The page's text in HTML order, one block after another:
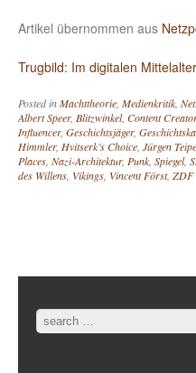
Artikel übernommen aus
Trugbild: Im digitalen Mittelalter
Posted inMachttheorie, Medienkritik,
Albert Speer, Blitzwinkel, Content Creator
Influencer, Geschichtsjäger,
Himmler, Hvitserk’s Choice, Jürgen
Places, Nazi-Architektur, Punk, Spiegel,
des Willens, Vikings, Vincent Först, ZDF
Post navigation
Search